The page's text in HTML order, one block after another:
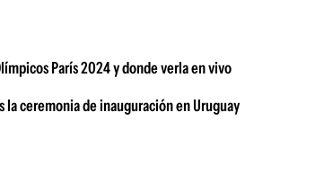
París 2024 y donde verla en vivo
la ceremonia de inauguración en Uruguay